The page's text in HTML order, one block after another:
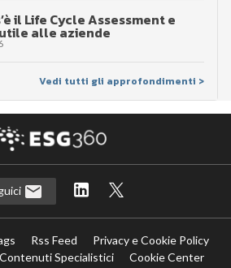
il Life Cycle Assessment e
alle aziende
Vedi tutti gli approfondimenti >
Rss Feed
Privacy e Cookie Policy
Specialistici
Cookie Center